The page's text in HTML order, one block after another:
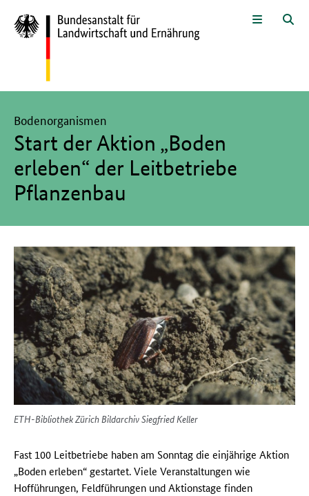
Menü
Start der Aktion „Boden
erleben“ der Leitbetriebe
Pflanzenbau
Bodenorganismen
ETH-Bibliothek Zürich Bildarchiv Siegfried Keller
Fast 100 Leitbetriebe haben am Sonntag die einjährige Aktion
„Boden erleben“ gestartet. Viele Veranstaltungen wie
Hofführungen, Feldführungen und Aktionstage finden